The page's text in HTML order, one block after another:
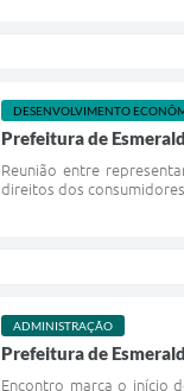
DESENVOLVIMENTO
Prefeitura de
Reunião entre
direitos dos consumidores.
ADMINISTRAÇÃO
Prefeitura de
Encontro marca o início